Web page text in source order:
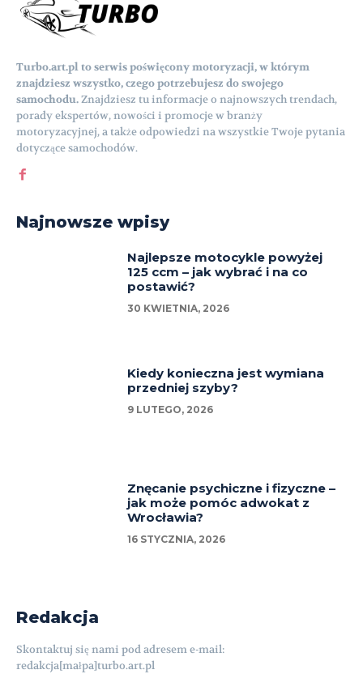
Turbo.art.pl to serwis poświęcony motoryzacji, w którym
znajdziesz wszystko, czego potrzebujesz do swojego
samochodu.Znajdziesz tu informacje o najnowszych trendach,
porady ekspertów, nowości i promocje w branży
motoryzacyjnej, a także odpowiedzi na wszystkie Twoje pytania
dotyczące samochodów.
Najnowsze wpisy
Najlepsze motocykle powyżej
125 ccm – jak wybrać i na co
postawić?
30 KWIETNIA, 2026
Kiedy konieczna jest wymiana
przedniej szyby?
9 LUTEGO, 2026
Znęcanie psychiczne i fizyczne –
jak może pomóc adwokat z
Wrocławia?
16 STYCZNIA, 2026
Redakcja
Skontaktuj się nami pod adresem e-mail:
redakcja[małpa]turbo.art.pl